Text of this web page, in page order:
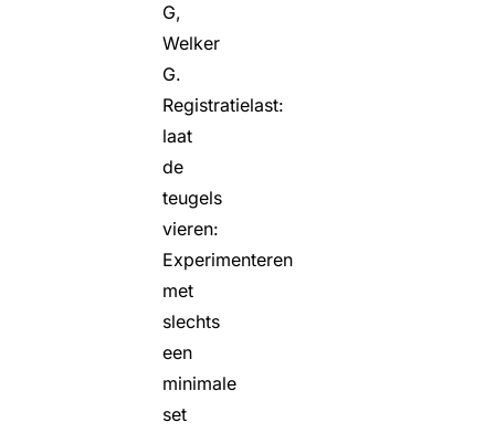
G,
Welker
G.
Registratielast:
laat
de
teugels
vieren:
Experimenteren
met
slechts
een
minimale
set